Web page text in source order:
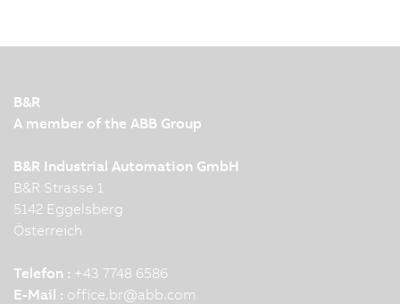
B&R
A member of the ABB Group
B&R Industrial Automation GmbH
B&R Strasse 1
5142 Eggelsberg
Österreich
Telefon : +43 7748 6586
E-Mail : office.br@abb.com